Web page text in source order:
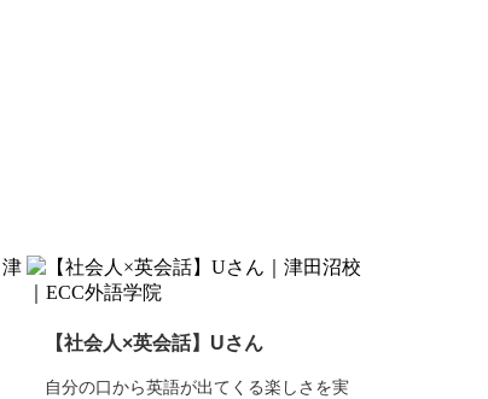
【社会人×英会話】Uさん
自分の口から英語が出てくる楽しさを実